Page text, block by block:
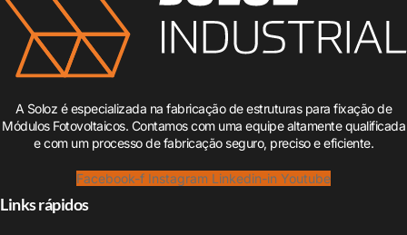
A Soloz é especializada na fabricação de estruturas para fixação de
Módulos Fotovoltaicos. Contamos com uma equipe altamente qualificada
e com um processo de fabricação seguro, preciso e eficiente.
Facebook-f Instagram Linkedin-in Youtube
Links rápidos